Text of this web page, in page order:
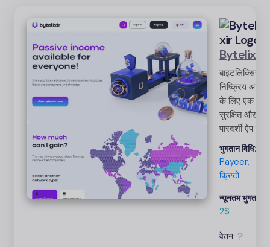
Bytelixir
बाइटलिक्सिर
निष्क्रिय आय
के लिए एक
सुरक्षित और
पारदर्शी ऐप है।
उपयोगकर्ता पैसा
कमाने के लिए
अपना इंटरनेट
करते हैं। स्थान
और नेटवर्क
कारकों के
भुगतान विधि:
Payeer,
क्रिप्टो
न्यूनतम भुगतान:
2$
वेतन: